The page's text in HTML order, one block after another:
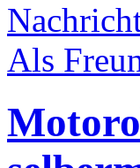
Als